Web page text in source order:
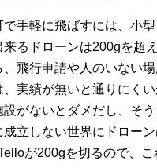
で手軽に飛ばすには、小型
来るドローンは200gを超
、飛行申請や人のいない場
、実績が無いと通りにく
設がないとダメだし、そ
成立しない世界にドローン
が200gを切るので、こ